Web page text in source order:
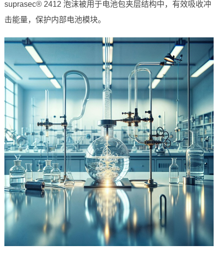
suprasec® 2412 泡沫被用于电池包夹层结构中，有效吸收冲
击能量，保护内部电池模块。